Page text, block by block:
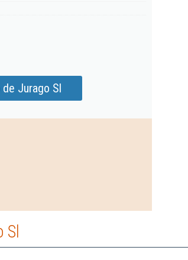
Jurago Sl